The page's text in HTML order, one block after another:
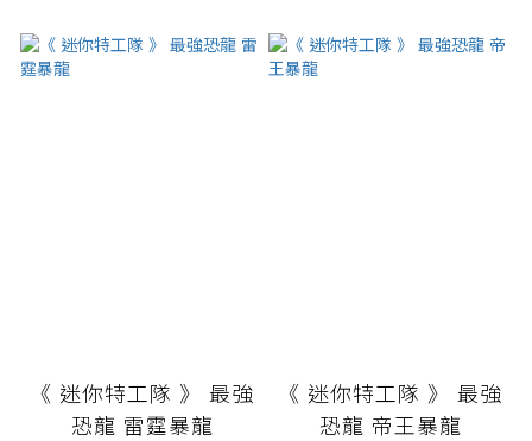
《 迷你特工隊 》 最強
恐龍 雷霆暴龍
《 迷你特工隊 》 最強
恐龍 帝王暴龍